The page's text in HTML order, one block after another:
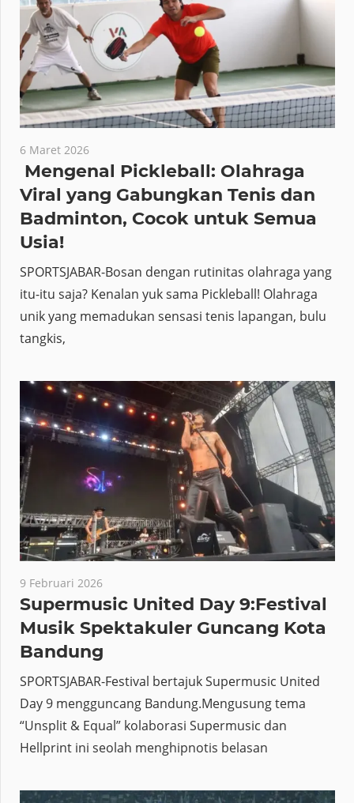
6 Maret 2026
Mengenal Pickleball: Olahraga
Viral yang Gabungkan Tenis dan
Badminton, Cocok untuk Semua
Usia!
SPORTSJABAR-Bosan dengan rutinitas olahraga yang
itu-itu saja? Kenalan yuk sama Pickleball! Olahraga
unik yang memadukan sensasi tenis lapangan, bulu
tangkis,
9 Februari 2026
Supermusic United Day 9:Festival
Musik Spektakuler Guncang Kota
Bandung
SPORTSJABAR-Festival bertajuk Supermusic United
Day 9 mengguncang Bandung.Mengusung tema
“Unsplit & Equal” kolaborasi Supermusic dan
Hellprint ini seolah menghipnotis belasan